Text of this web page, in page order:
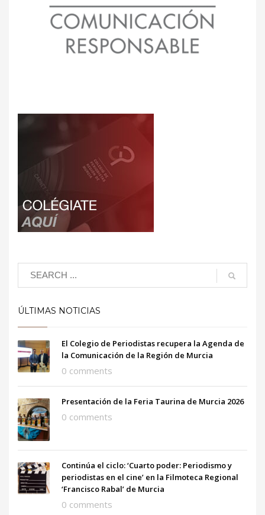
ÚLTIMAS NOTICIAS
El Colegio de Periodistas recupera la Agenda de
la Comunicación de la Región de Murcia
0 comments
Presentación de la Feria Taurina de Murcia 2026
0 comments
Continúa el ciclo: ‘Cuarto poder: Periodismo y
periodistas en el cine’ en la Filmoteca Regional
‘Francisco Rabal’ de Murcia
0 comments